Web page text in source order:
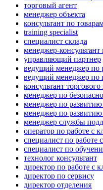
торговый агент
менеджер объекта
консультант по
training specialist
специалист склада
менеджер-
управляющий партнер
ведущий менеджер по
ведущий менеджер по
консультант торгового
менеджер по
менеджер по
менеджер по развитию
менеджер службы
оператор по работе с
специалист по
специалист по
технолог консультант
директор по работе с
директор по сервису
директор отделения